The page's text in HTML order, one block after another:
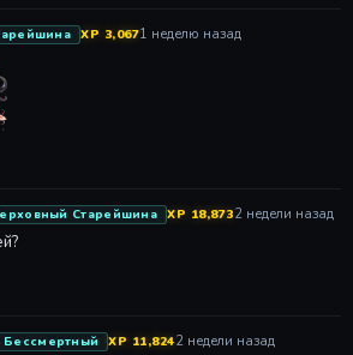
XP 3,0671 неделю назад
Старейшина XP 18,8732 недели назад
Бессмертный XP 11,8242 недели назад